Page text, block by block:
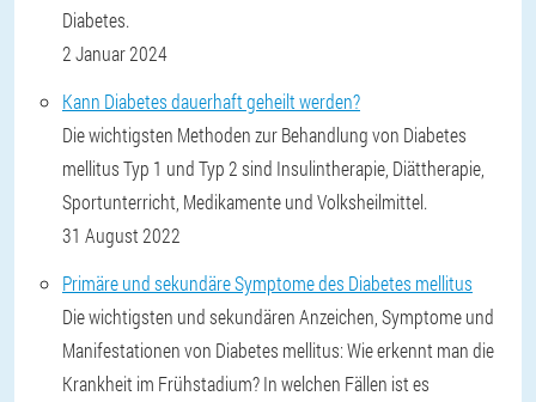
Diabetes.
2 Januar 2024
Kann Diabetes dauerhaft geheilt werden?
Die wichtigsten Methoden zur Behandlung von Diabetes
mellitus Typ 1 und Typ 2 sind Insulintherapie, Diättherapie,
Sportunterricht, Medikamente und Volksheilmittel.
31 August 2022
Primäre und sekundäre Symptome des Diabetes mellitus
Die wichtigsten und sekundären Anzeichen, Symptome und
Manifestationen von Diabetes mellitus: Wie erkennt man die
Krankheit im Frühstadium? In welchen Fällen ist es